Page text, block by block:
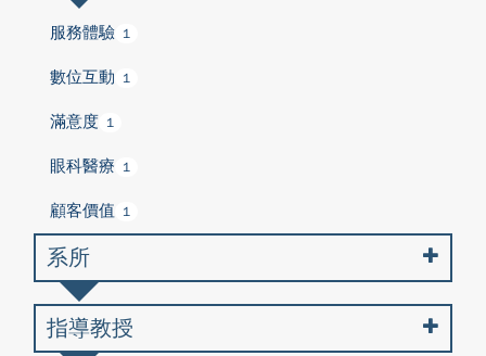
服務體驗 1
數位互動 1
滿意度 1
眼科醫療 1
顧客價值 1
系所
指導教授